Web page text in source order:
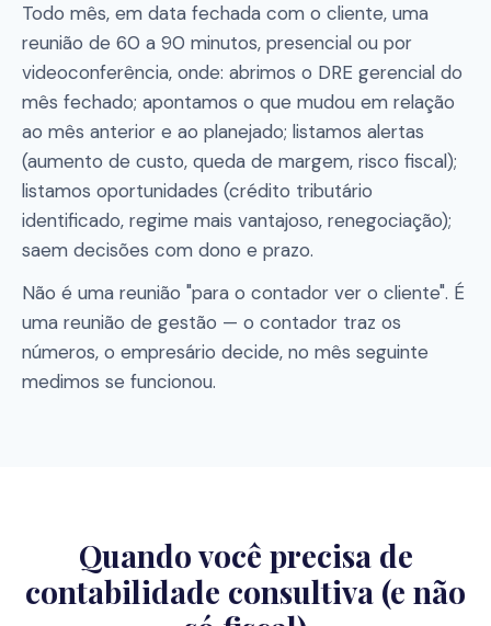
Todo mês, em data fechada com o cliente, uma
reunião de 60 a 90 minutos, presencial ou por
videoconferência, onde: abrimos o DRE gerencial do
mês fechado; apontamos o que mudou em relação
ao mês anterior e ao planejado; listamos alertas
(aumento de custo, queda de margem, risco fiscal);
listamos oportunidades (crédito tributário
identificado, regime mais vantajoso, renegociação);
saem decisões com dono e prazo.
Não é uma reunião "para o contador ver o cliente". É
uma reunião de gestão — o contador traz os
números, o empresário decide, no mês seguinte
medimos se funcionou.
Quando você precisa de
contabilidade consultiva (e não